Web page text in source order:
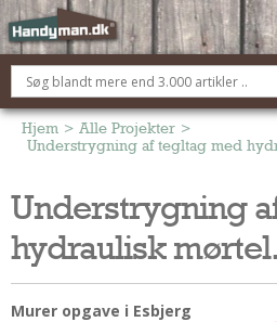
OM HANDYMAN.DK
FÅ 3 TILBUD
ANNONCERING
BOLIG KØBERÅDGIVNING
TØMRER/SNEDKER
Hjem > Alle Projekter >
Understrygning af tegltag med
Understrygning
hydraulisk mørtel.
Murer opgave i Esbjerg